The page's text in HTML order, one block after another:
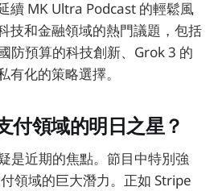
續 MK Ultra Podcast 的輕鬆風
技和金融領域的熱門議題，包括
防預算的科技創新、Grok 3 的
有化的策略選擇。
領域的明日之星？
是近期的焦點。節目中特別強
領域的巨大潛力。正如 Stripe